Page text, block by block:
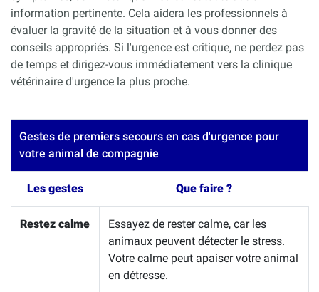
information pertinente. Cela aidera les professionnels à
évaluer la gravité de la situation et à vous donner des
conseils appropriés. Si l'urgence est critique, ne perdez pas
de temps et dirigez-vous immédiatement vers la clinique
vétérinaire d'urgence la plus proche.
Gestes de premiers secours en cas d'urgence pour
votre animal de compagnie
Les gestes Que faire ?
Restez calme
Essayez de rester calme, car les
animaux peuvent détecter le stress.
Votre calme peut apaiser votre animal
en détresse.